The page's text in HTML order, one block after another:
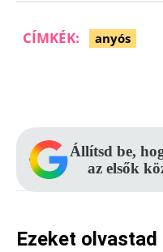
CÍMKÉK: anyós
Állítsd be,
az elsők
Ezeket olvastad